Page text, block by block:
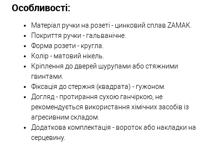
Особливості:
Матеріал ручки на розеті - цинковий сплав ZAMAK.
Покриття ручки - гальванічне.
Форма розети - кругла.
Колір - матовий нікель.
Кріплення до дверей шурупами або стяжними
гвинтами.
Фіксація до стержня (квадрата) - гужоном.
Догляд - протирання сухою ганчіркою, не
рекомендується використання хімічних засобів із
агресивним складом.
Додаткова комплектація - вороток або накладки на
серцевину.